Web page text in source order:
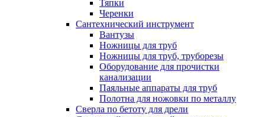
Тяпки
Черенки
Сантехнический инструмент
Вантузы
Ножницы для труб
Ножницы для труб, труборезы
Оборудование для прочистки
канализации
Паяльные аппараты для труб
Полотна для ножовки по металлу
Сверла по бетоту для дрели